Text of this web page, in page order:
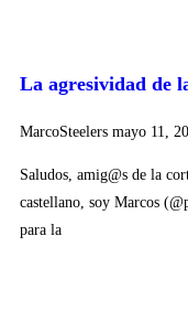
La agresividad de
MarcoSteelers mayo 11,
Saludos, amig@s de la
castellano, soy Marcos
para la